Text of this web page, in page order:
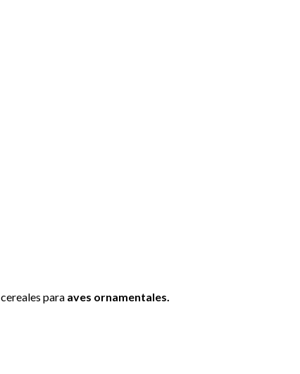
para aves ornamentales.